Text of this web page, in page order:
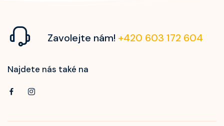
Zavolejte nám! +420 603 172 604
Najdete nás také na